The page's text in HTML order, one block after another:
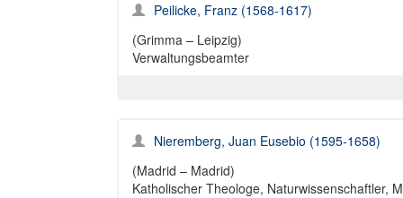
Peilicke, Franz (1568-1617)
(Grimma – Leipzig)
Verwaltungsbeamter
Nieremberg, Juan Eusebio (1595-1658)
(Madrid – Madrid)
Katholischer Theologe, Naturwissenschaftler,